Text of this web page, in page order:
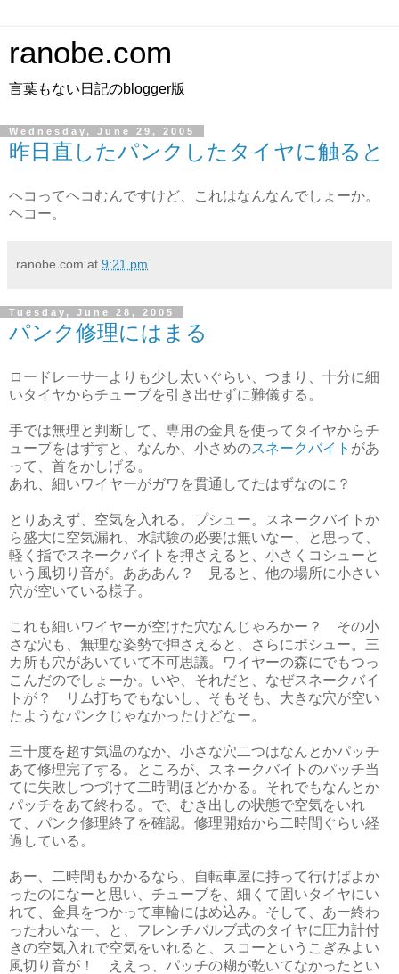
ranobe.com
言葉もない日記のblogger版
Wednesday, June 29, 2005
昨日直したパンクしたタイヤに触ると
ヘコってヘコむんですけど、これはなんなんでしょーか。
ヘコー。
ranobe.com at 9:21 pm
Tuesday, June 28, 2005
パンク修理にはまる
ロードレーサーよりも少し太いぐらい、つまり、十分に細
いタイヤからチューブを引き出せずに難儀する。
手では無理と判断して、専用の金具を使ってタイヤからチ
ューブをはずすと、なんか、小さめのスネークバイト があ
って、首をかしげる。
あれ、細いワイヤーがガワを貫通してたはずなのに？
とりあえず、空気を入れる。プシュー。スネークバイトか
ら盛大に空気漏れ、水試験の必要は無いなー、と思って、
軽く指でスネークバイトを押さえると、小さくコシューと
いう風切り音が。あああん？ 見ると、他の場所に小さい
穴が空いている様子。
これも細いワイヤーが空けた穴なんじゃろかー？ その小
さな穴も、無理な姿勢で押さえると、さらにポシュー。三
カ所も穴があいていて不可思議。ワイヤーの森にでもつっ
こんだのでしょーか。いや、それだと、なぜスネークバイ
トが？ リム打ちでもないし、そもそも、大きな穴が空い
たようなパンクじゃなかったけどなー。
三十度を超す気温のなか、小さな穴二つはなんとかパッチ
あて修理完了する。ところが、スネークバイトのパッチ当
てに失敗しつづけて二時間ほどかかる。それでもなんとか
パッチをあて終わる。で、むき出しの状態で空気をいれ
て、パンク修理終了を確認。修理開始から二時間ぐらい経
過している。
あー、二時間もかかるなら、自転車屋に持って行けばよか
ったのになーと思い、チューブを、細くて固いタイヤにい
れて、金具をつかって車輪にはめ込み。そして、あー終わ
ったわいなー、と、フレンチバルブ式のタイヤに圧力計付
きの空気入れで空気をいれると、スコーというこぎみよい
風切り音が！ ええっ、パッチの糊が乾いてなかったとい